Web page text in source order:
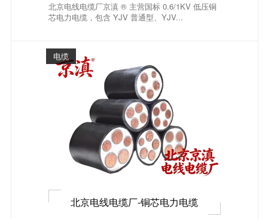
北京电线电缆厂京滇 ® 主营国标 0.6/1KV 低压铜
芯电力电缆，包含 YJV 普通型、YJV...
电缆
北京电线电缆厂-铜芯电力电缆